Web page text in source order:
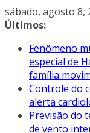
Pular
para
conteúdo
sábado, agosto 8,
Últimos:
Fenômeno
especial de
família
Controle do
alerta
Previsão do
de vento